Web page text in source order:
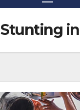
Stunting